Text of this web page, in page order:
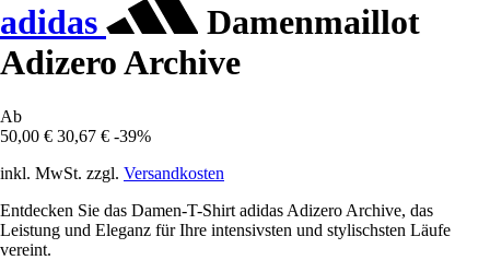
adidas
Damenmaillot
Adizero Archive
Ab
50,00 € 30,67 € -39%
inkl. MwSt. zzgl. Versandkosten
Entdecken Sie das Damen-T-Shirt adidas Adizero Archive, das
Leistung und Eleganz für Ihre intensivsten und stylischsten Läufe
vereint.